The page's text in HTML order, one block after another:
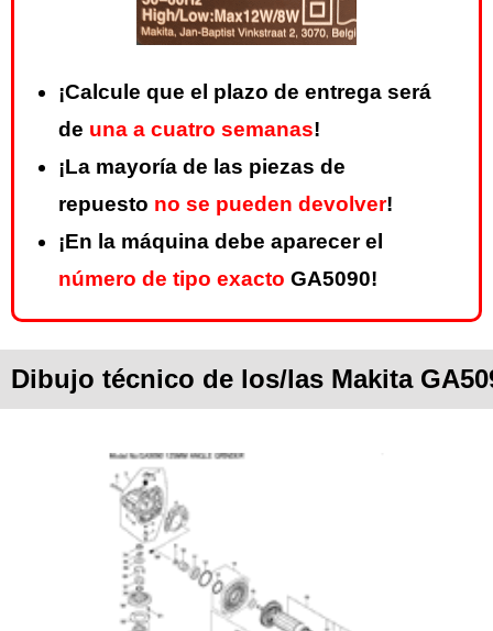
¡Calcule que el plazo de entrega será
de una a cuatro semanas!
¡La mayoría de las piezas de
repuesto no se pueden devolver!
¡En la máquina debe aparecer el
número de tipo exacto GA5090!
Dibujo técnico de los/las Makita